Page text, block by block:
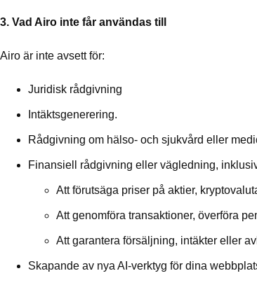
3. Vad Airo inte får användas till
Airo är inte avsett för:
Juridisk rådgivning
Intäktsgenerering.
Rådgivning om hälso- och sjukvård eller
Finansiell rådgivning eller vägledning,
Att förutsäga priser på aktier,
Att genomföra transaktioner, överföra
Att garantera försäljning, intäkter eller
Skapande av nya AI-verktyg för dina